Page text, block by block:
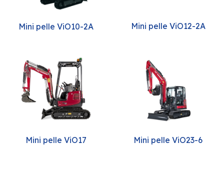
Mini pelle ViO10-2A Mini pelle ViO12-2A
Mini pelle ViO17 Mini pelle ViO23-6